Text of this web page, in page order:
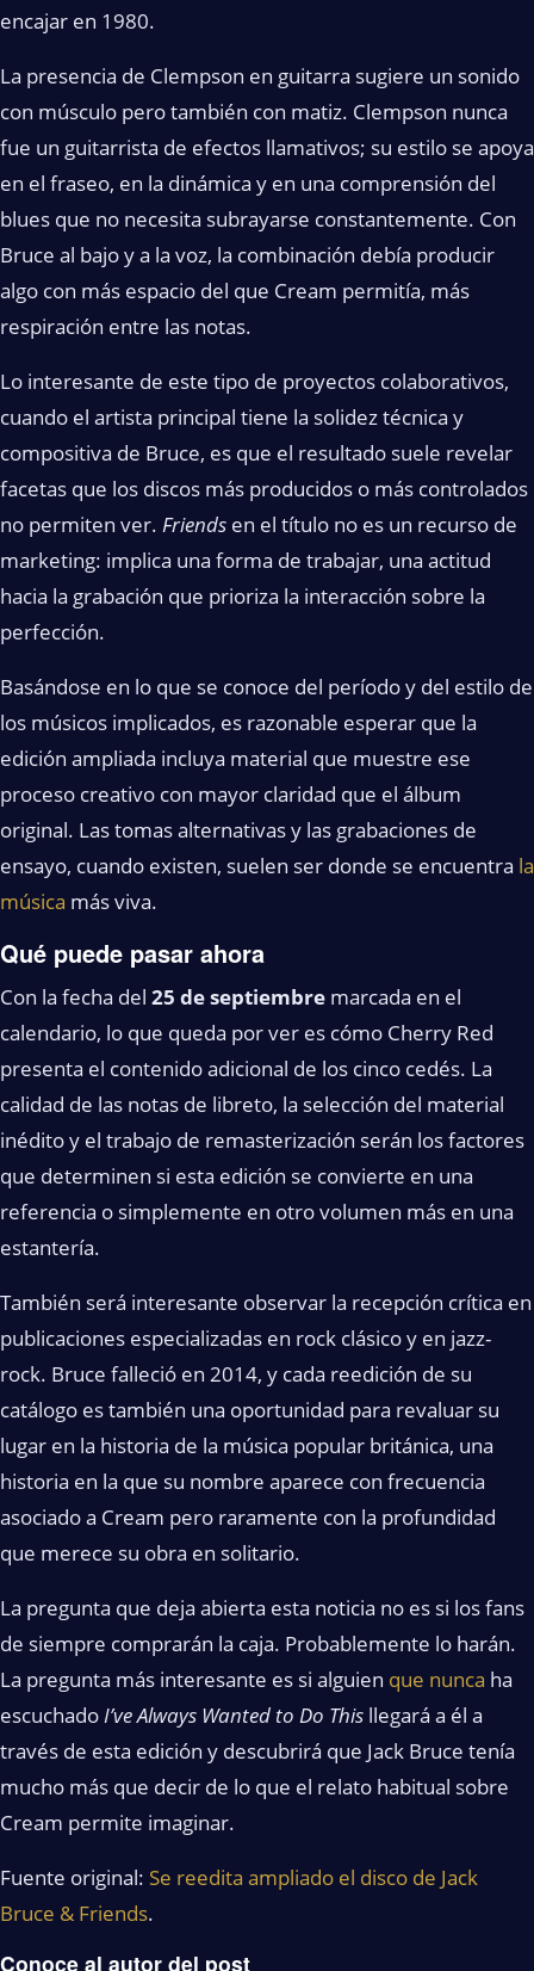
encajar en 1980.
La presencia de Clempson en guitarra sugiere un sonido
con músculo pero también con matiz. Clempson nunca
fue un guitarrista de efectos llamativos; su estilo se apoya
en el fraseo, en la dinámica y en una comprensión del
blues que no necesita subrayarse constantemente. Con
Bruce al bajo y a la voz, la combinación debía producir
algo con más espacio del que Cream permitía, más
respiración entre las notas.
Lo interesante de este tipo de proyectos colaborativos,
cuando el artista principal tiene la solidez técnica y
compositiva de Bruce, es que el resultado suele revelar
facetas que los discos más producidos o más controlados
no permiten ver. Friends en el título no es un recurso de
marketing: implica una forma de trabajar, una actitud
hacia la grabación que prioriza la interacción sobre la
perfección.
Basándose en lo que se conoce del período y del estilo de
los músicos implicados, es razonable esperar que la
edición ampliada incluya material que muestre ese
proceso creativo con mayor claridad que el álbum
original. Las tomas alternativas y las grabaciones de
ensayo, cuando existen, suelen ser donde se encuentra la
música más viva.
Qué puede pasar ahora
Con la fecha del 25 de septiembre marcada en el
calendario, lo que queda por ver es cómo Cherry Red
presenta el contenido adicional de los cinco cedés. La
calidad de las notas de libreto, la selección del material
inédito y el trabajo de remasterización serán los factores
que determinen si esta edición se convierte en una
referencia o simplemente en otro volumen más en una
estantería.
También será interesante observar la recepción crítica en
publicaciones especializadas en rock clásico y en jazz-
rock. Bruce falleció en 2014, y cada reedición de su
catálogo es también una oportunidad para revaluar su
lugar en la historia de la música popular británica, una
historia en la que su nombre aparece con frecuencia
asociado a Cream pero raramente con la profundidad
que merece su obra en solitario.
La pregunta que deja abierta esta noticia no es si los fans
de siempre comprarán la caja. Probablemente lo harán.
La pregunta más interesante es si alguien que nunca ha
escuchado I’ve Always Wanted to Do This llegará a él a
través de esta edición y descubrirá que Jack Bruce tenía
mucho más que decir de lo que el relato habitual sobre
Cream permite imaginar.
Fuente original: Se reedita ampliado el disco de Jack
Bruce & Friends.
Conoce al autor del post